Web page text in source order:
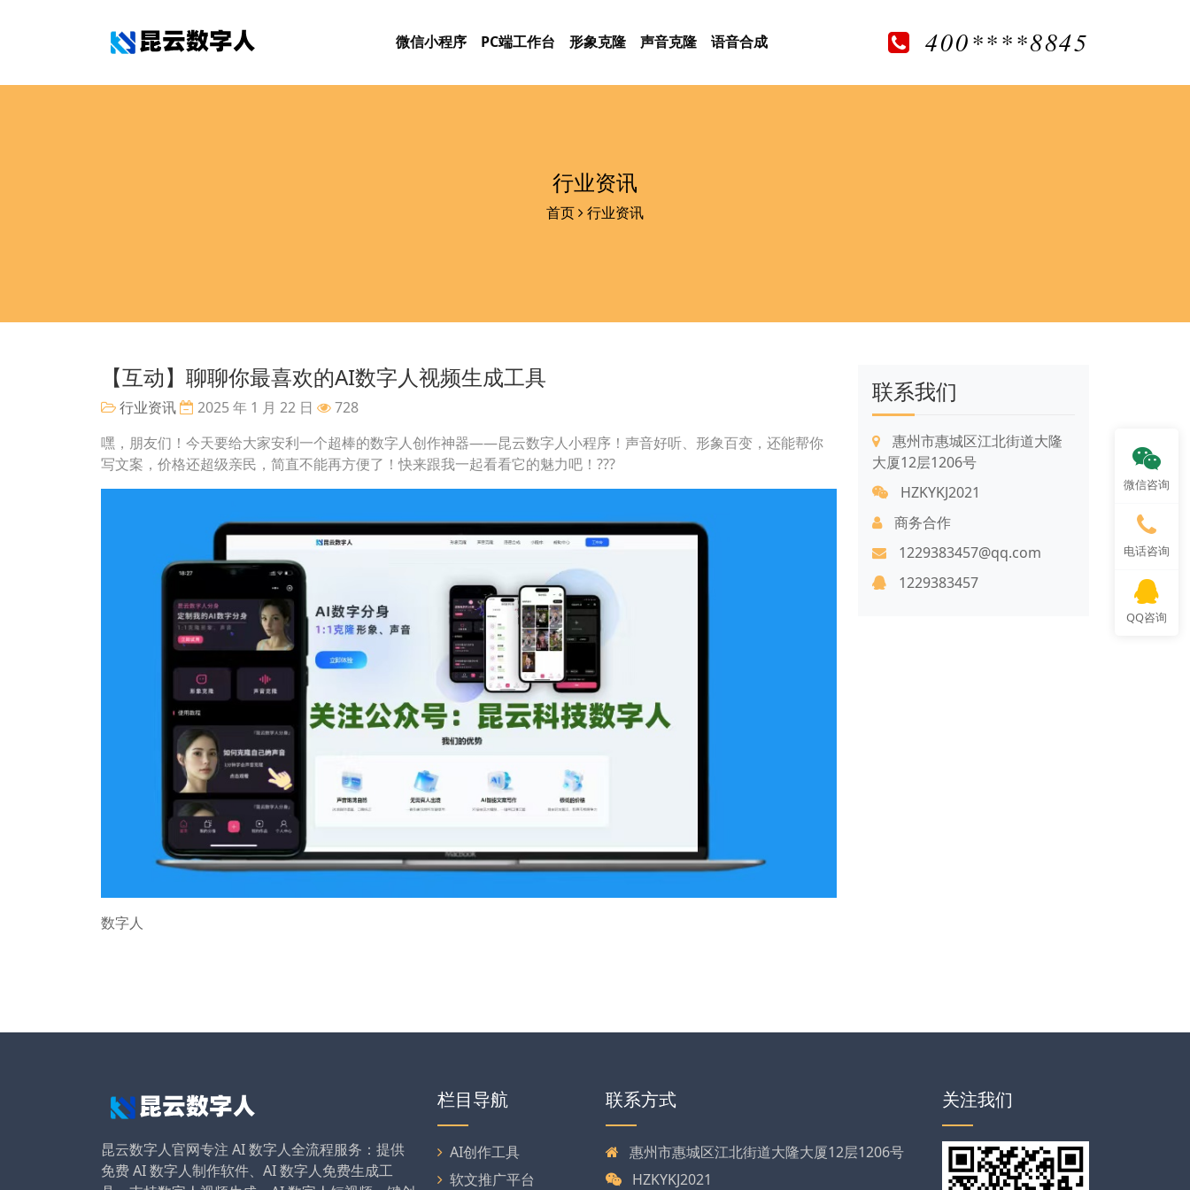
微信小程序 PC端工作台 形象克隆 声音克隆 语音合成 400****8845
行业资讯
首页 行业资讯
【互动】聊聊你最喜欢的AI数字人视频生成工具
行业资讯 2025 年 1 月 22 日
728
嘿，朋友们！今天要给大家安利一个超棒的数字人创作神器——昆云数字人小程序！声音好听、形象百变，还能帮你
写文案，价格还超级亲民，简直不能再方便了！快来跟我一起看看它的魅力吧！??️?
数字人
联系我们
惠州市惠城区江北街道大隆
大厦12层1206号
HZKYKJ2021
商务合作
1229383457@qq.com
1229383457
昆云数字人官网专注 AI 数字人全流程服务：提供
免费 AI 数字人制作软件、AI 数字人免费生成工
栏目导航
AI创作工具
软文推广平台
联系方式
惠州市惠城区江北街道大隆大厦12层1206号
HZKYKJ2021
关注我们
微信咨询
电话咨询
QQ咨询